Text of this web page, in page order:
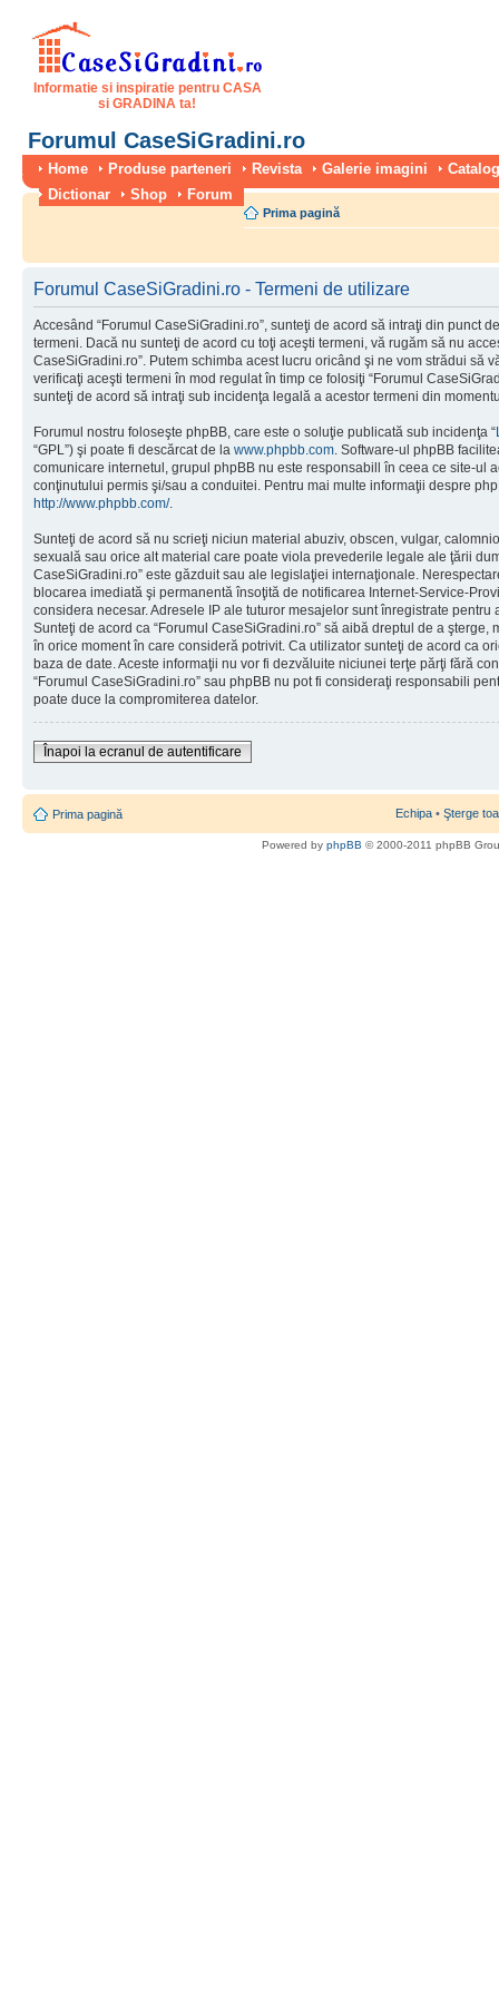
Informatie si inspiratie pentru CASA
si GRADINA ta!
Forumul CaseSiGradini.ro
Home Produse parteneri Revista Galerie imagini
Dictionar
Shop Forum
Prima pagină
Forumul CaseSiGradini.ro - Termeni de utilizare
Accesând “Forumul CaseSiGradini.ro”, sunteţi de acord să intraţi din punct
termeni. Dacă nu sunteţi de acord cu toţi aceşti termeni, vă rugăm să nu
CaseSiGradini.ro”. Putem schimba acest lucru oricând şi ne vom strădui să
verificaţi aceşti termeni în mod regulat în timp ce folosiţi “Forumul
sunteţi de acord să intraţi sub incidenţa legală a acestor termeni din
Forumul nostru foloseşte phpBB, care este o soluţie publicată sub incidenţa “
“GPL”) şi poate fi descărcat de la www.phpbb.com. Software-ul phpBB
comunicare internetul, grupul phpBB nu este responsabill în ceea ce site-ul
conţinutului permis şi/sau a conduitei. Pentru mai multe informaţii despre
http://www.phpbb.com/.
Sunteţi de acord să nu scrieţi niciun material abuziv, obscen, vulgar,
sexuală sau orice alt material care poate viola prevederile legale ale ţării
CaseSiGradini.ro” este găzduit sau ale legislaţiei internaţionale.
blocarea imediată şi permanentă însoţită de notificarea Internet-Service-
considera necesar. Adresele IP ale tuturor mesajelor sunt înregistrate
Sunteţi de acord ca “Forumul CaseSiGradini.ro” să aibă dreptul de a
în orice moment în care consideră potrivit. Ca utilizator sunteţi de acord ca
baza de date. Aceste informaţii nu vor fi dezvăluite niciunei terţe părţi fără
“Forumul CaseSiGradini.ro” sau phpBB nu pot fi consideraţi responsabili
poate duce la compromiterea datelor.
Înapoi la ecranul de autentificare
Prima pagină Echipa • Şterge
Powered by phpBB © 2000-2011 phpBB